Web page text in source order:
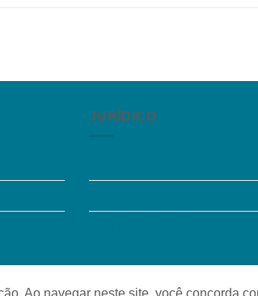
JURÍDICO
Ao navegar neste site, você concorda